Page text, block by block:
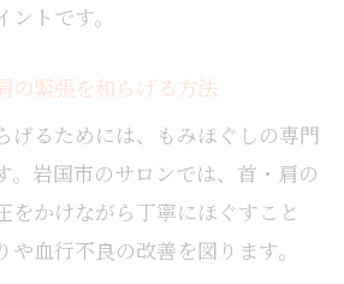
トです。
の緊張を和らげる方法
げるためには、もみほぐしの専門
。岩国市のサロンでは、首・肩の
をかけながら丁寧にほぐすこと
血行不良の改善を図ります。